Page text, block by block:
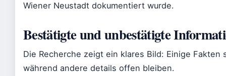
Wiener Neustadt dokumentiert wurde.
Bestätigte und unbestätigte
Die Recherche zeigt ein klares Bild: Einige Fakten
während andere details offen bleiben.